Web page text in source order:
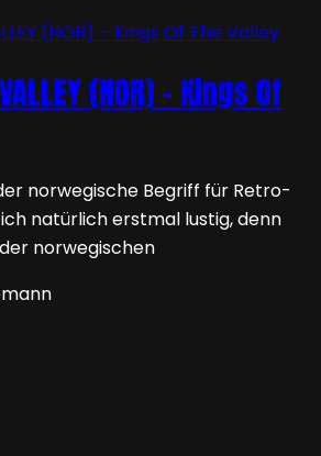
(NOR) – Kings Of
norwegische Begriff für Retro-
natürlich erstmal lustig, denn
norwegischen